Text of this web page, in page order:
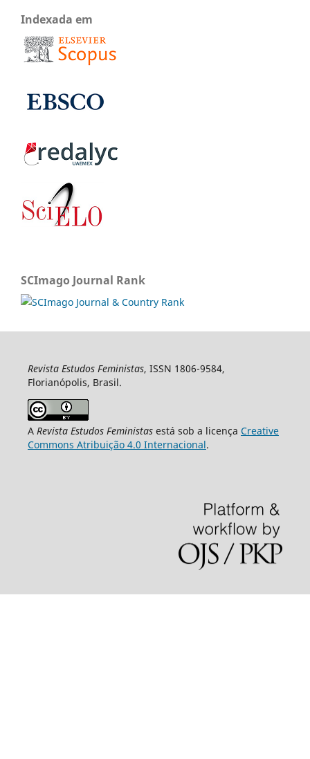
Indexada em
SCImago Journal Rank
Revista Estudos Feministas, ISSN 1806-9584,
Florianópolis, Brasil.
A Revista Estudos Feministasestá sob a licença Creative
Commons Atribuição 4.0 Internacional.